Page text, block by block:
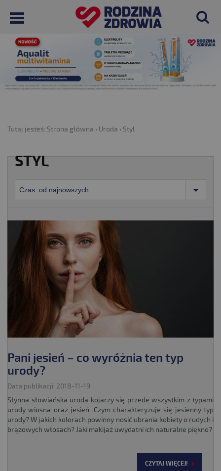
Tutaj jesteś: Strona główna › Uroda › Styl
STYL
Czas: od najnowszych
Pani jesień – co wyróżnia ten typ
urody?
Data publikacji: 2018-11-19
Słynna słowiańska uroda kojarzy się przede wszystkim z typami
urody wiosna oraz jesień. Czym charakteryzuje się jesienny typ
urody? W jakich kolorach powinny nosić ubrania kobiety o rudych i
brązowych włosach? Jaki makijaż uwydatni ich naturalne piękno?
CZYTAJ WIĘCEJ!